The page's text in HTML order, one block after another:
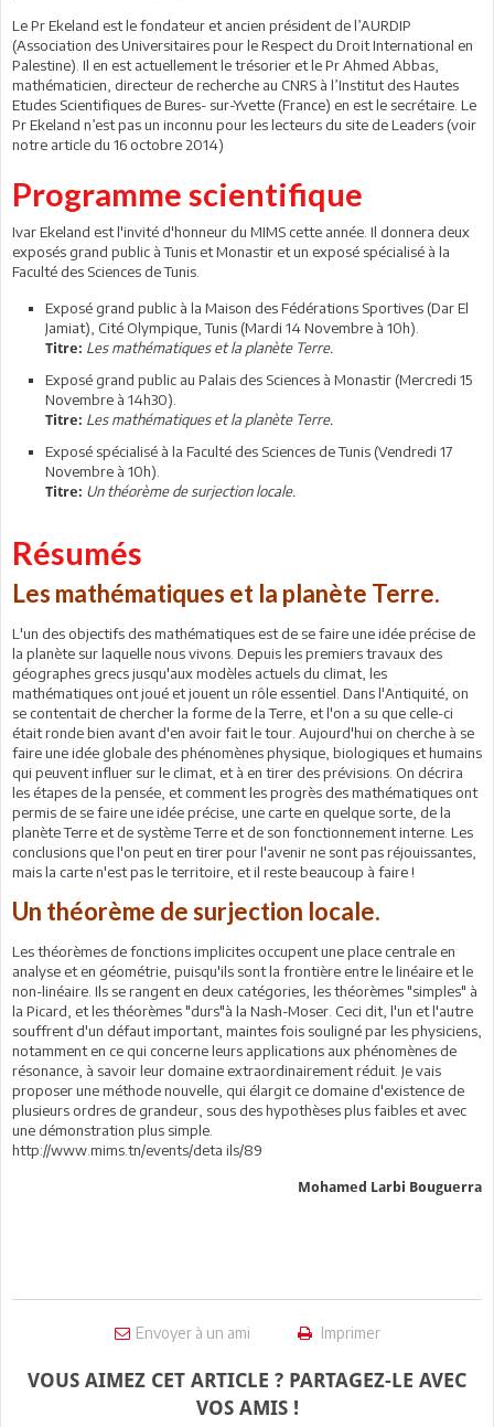
Le Pr Ekeland est le fondateur et ancien président de l’AURDIP
(Association des Universitaires pour le Respect du Droit International en
Palestine). Il en est actuellement le trésorier et le Pr Ahmed Abbas,
mathématicien, directeur de recherche au CNRS à l’Institut des Hautes
Etudes Scientifiques de Bures- sur-Yvette (France) en est le secrétaire. Le
Pr Ekeland n’est pas un inconnu pour les lecteurs du site de Leaders (voir
notre article du 16 octobre 2014)
Programme scientifique
Ivar Ekeland est l'invité d'honneur du MIMS cette année. Il donnera deux
exposés grand public à Tunis et Monastir et un exposé spécialisé à la
Faculté des Sciences de Tunis.
Exposé grand public à la Maison des Fédérations Sportives (Dar El
Jamiat), Cité Olympique, Tunis (Mardi 14 Novembre à 10h).
Titre: Les mathématiques et la planète Terre.
Exposé grand public au Palais des Sciences à Monastir (Mercredi 15
Novembre à 14h30).
Titre: Les mathématiques et la planète Terre.
Exposé spécialisé à la Faculté des Sciences de Tunis (Vendredi 17
Novembre à 10h).
Titre: Un théorème de surjection locale.
Résumés
Les mathématiques et la planète Terre.
L'un des objectifs des mathématiques est de se faire une idée précise de
la planète sur laquelle nous vivons. Depuis les premiers travaux des
géographes grecs jusqu'aux modèles actuels du climat, les
mathématiques ont joué et jouent un rôle essentiel. Dans l'Antiquité, on
se contentait de chercher la forme de la Terre, et l'on a su que celle-ci
était ronde bien avant d'en avoir fait le tour. Aujourd'hui on cherche à se
faire une idée globale des phénomènes physique, biologiques et humains
qui peuvent influer sur le climat, et à en tirer des prévisions. On décrira
les étapes de la pensée, et comment les progrès des mathématiques ont
permis de se faire une idée précise, une carte en quelque sorte, de la
planète Terre et de système Terre et de son fonctionnement interne. Les
conclusions que l'on peut en tirer pour l'avenir ne sont pas réjouissantes,
mais la carte n'est pas le territoire, et il reste beaucoup à faire !
Un théorème de surjection locale.
Les théorèmes de fonctions implicites occupent une place centrale en
analyse et en géométrie, puisqu'ils sont la frontière entre le linéaire et le
non-linéaire. Ils se rangent en deux catégories, les théorèmes "simples" à
la Picard, et les théorèmes "durs"à la Nash-Moser. Ceci dit, l'un et l'autre
souffrent d'un défaut important, maintes fois souligné par les physiciens,
notamment en ce qui concerne leurs applications aux phénomènes de
résonance, à savoir leur domaine extraordinairement réduit. Je vais
proposer une méthode nouvelle, qui élargit ce domaine d'existence de
plusieurs ordres de grandeur, sous des hypothèses plus faibles et avec
une démonstration plus simple.
http://www.mims.tn/events/deta ils/89
Mohamed Larbi Bouguerra
Envoyer à un ami Imprimer
VOUS AIMEZ CET ARTICLE ? PARTAGEZ-LE AVEC
VOS AMIS !